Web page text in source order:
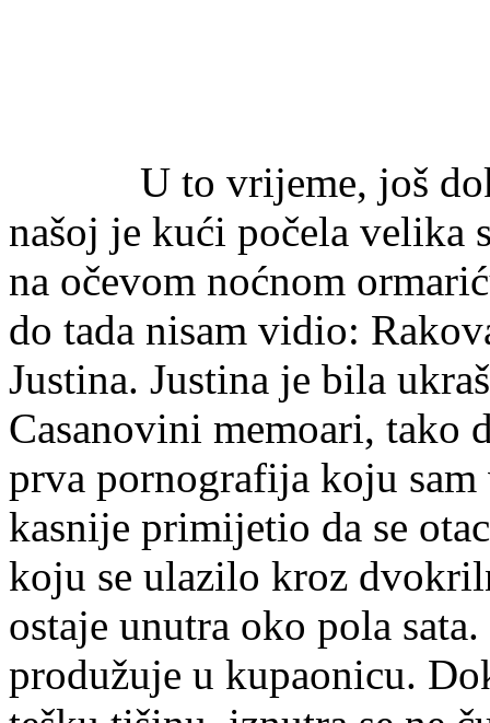
U to vrijeme, još dok
našoj je kući počela velika
na očevom noćnom
do tada nisam vidio:
Justina. Justina je bila
Casanovini memoari, tako
prva pornografija koju
kasnije primijetio da se
koju se ulazilo kroz
ostaje unutra oko pola
produžuje u kupaonicu.